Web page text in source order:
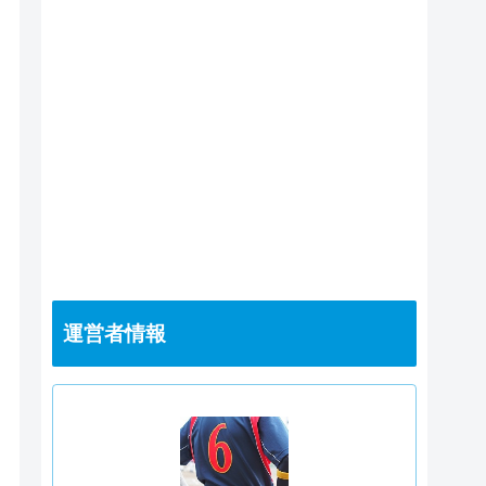
運営者情報